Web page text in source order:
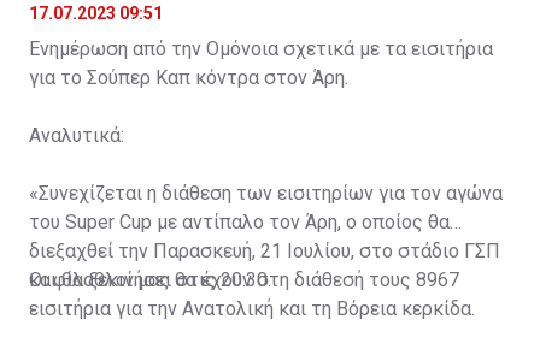
17.07.2023 09:51
Ενημέρωση από την Ομόνοια σχετικά με τα εισιτήρια
για το Σούπερ Καπ κόντρα στον Άρη.
Αναλυτικά:
«Συνεχίζεται η διάθεση των εισιτηρίων για τον αγώνα
του Super Cup με αντίπαλο τον Άρη, ο οποίος θα
διεξαχθεί την Παρασκευή, 21 Ιουλίου, στο στάδιο ΓΣΠ
και θα ξεκινήσει στις 20:30.
Οι φίλαθλοί μας θα έχουν στη διάθεσή τους 8967
εισιτήρια για την Ανατολική και τη Βόρεια κερκίδα.